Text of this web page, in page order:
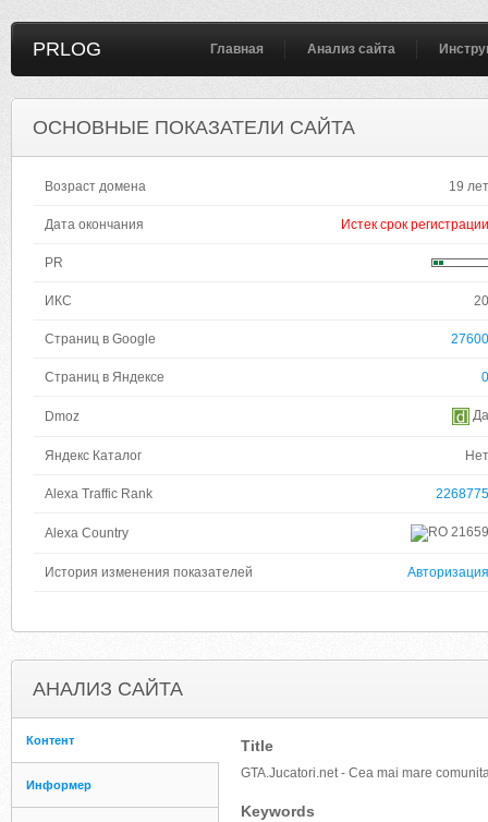
PRLOG Главная Анализ сайта
ОСНОВНЫЕ ПОКАЗАТЕЛИ САЙТА
Возраст домена 19 лет
Дата окончания Истек срок регистрации
PR
ИКС 20
Страниц в Google 27600
Страниц в Яндексе 0
Dmoz Да
Яндекс Каталог Нет
Alexa Traffic Rank 2268775
Alexa Country 21659
История изменения показателей Авторизация
АНАЛИЗ САЙТА
Контент
Информер
Title
GTA.Jucatori.net - Cea mai mare
Keywords